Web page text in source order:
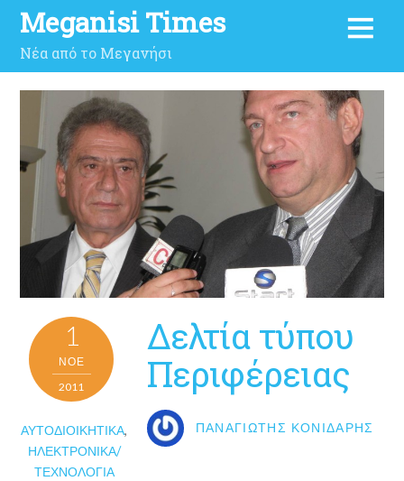
Meganisi Times
Νέα από το Μεγανήσι
1
ΝΟΈ
2011
ΑΥΤΟΔΙΟΙΚΗΤΙΚΆ,
ΗΛΕΚΤΡΟΝΙΚΆ/
ΤΕΧΝΟΛΟΓΊΑ
Δελτία τύπου
Περιφέρειας
ΠΑΝΑΓΙΏΤΗΣ ΚΟΝΙΔΆΡΗΣ